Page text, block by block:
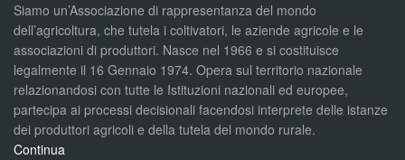
Siamo un’Associazione di rappresentanza del mondo
dell’agricoltura, che tutela i coltivatori, le aziende agricole e le
associazioni di produttori. Nasce nel 1966 e si costituisce
legalmente il 16 Gennaio 1974. Opera sul territorio nazionale
relazionandosi con tutte le Istituzioni nazionali ed europee,
partecipa ai processi decisionali facendosi interprete delle istanze
dei produttori agricoli e della tutela del mondo rurale.
Continua